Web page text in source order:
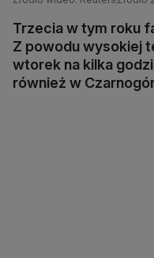
Trzecia w tym roku
Z powodu wysokiej
wtorek na kilka
również w